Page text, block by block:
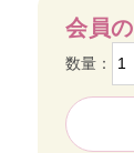
会員
数量：